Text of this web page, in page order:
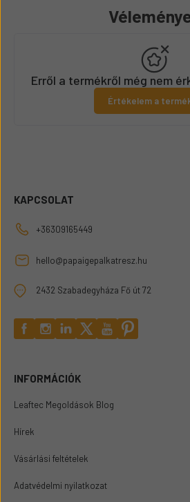
Erről a termékről még nem
Értékelem a
KAPCSOLAT
+36309165449
hello@papaigepalkatresz.hu
2432 Szabadegyháza Fő út 72
INFORMÁCIÓK
Leaftec Megoldások Blog
Hírek
Vásárlási feltételek
Adatvédelmi nyilatkozat